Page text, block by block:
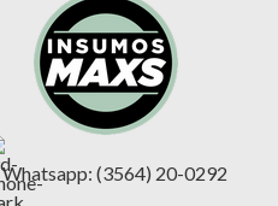
Whatsapp: (3564) 20-0292